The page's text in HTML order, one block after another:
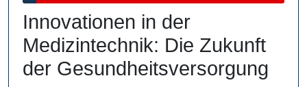
2025
Innovationen in der
Medizintechnik: Die Zukunft
der Gesundheitsversorgung